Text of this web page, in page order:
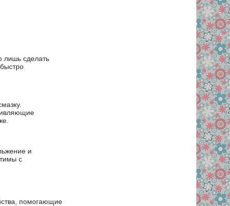
лишь сделать
и
с
помогающие